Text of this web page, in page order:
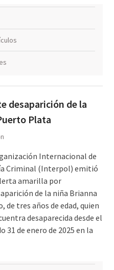
desaparición de la
Plata
Internacional de
Criminal (Interpol) emitió
amarilla por
de la niña Brianna
de tres años de edad, quien
desaparecida desde el
31 de enero de 2025 en la